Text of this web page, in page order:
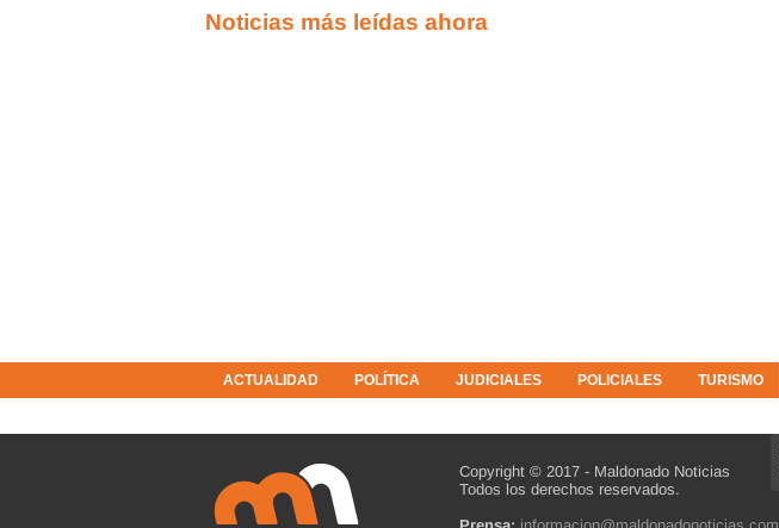
Noticias más leídas ahora
ACTUALIDAD POLÍTICA JUDICIALES POLICIALES TURISMO
Copyright © 2017 - Maldonado Noticias
Todos los derechos reservados.